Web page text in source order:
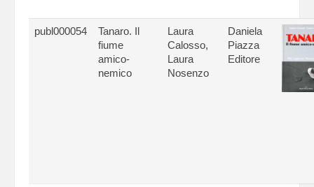
publ000054
Tanaro. Il
fiume
amico-
nemico
Laura
Calosso,
Laura
Nosenzo
Daniela
Piazza
Editore